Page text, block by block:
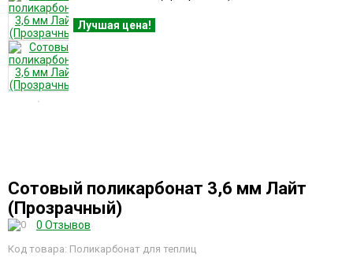
Лучшая цена!
Сотовый поликарбонат 3,6 мм Лайт
(Прозрачный)
0 Отзывов
Код товара: Поликарбонат для теплиц